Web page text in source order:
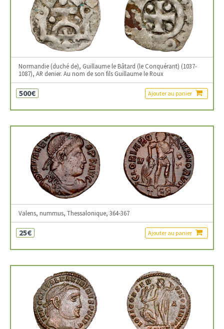
Normandie (duché de), Guillaume le Bâtard (le Conquérant) (1037-
1087), AR denier. Au nom de son fils Guillaume le Roux
500€ Ajouter au panier
Valens, nummus, Thessalonique, 364-367
25€ Ajouter au panier